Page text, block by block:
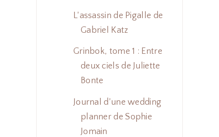
L'assassin de Pigalle de
Gabriel Katz
Grinbok, tome 1 : Entre
deux ciels de Juliette
Bonte
Journal d'une wedding
planner de Sophie
Jomain